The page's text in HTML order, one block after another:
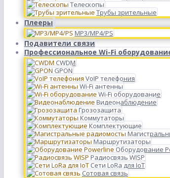
Телескопы
Трубы зрительные
Плееры
MP3/MP4/PS
Подавители связи
Профессиональное Wi-Fi
CWDM
GPON
VoIP телефония
Wi-Fi антенны
Wi-Fi оборудование
Видеонаблюдение
Грозозащита
Коммутаторы
Комплектующие
Маршрутизаторы
Оборудование
Радиосвязь WISP
Сети LoRa для IoT
Сотовая связь